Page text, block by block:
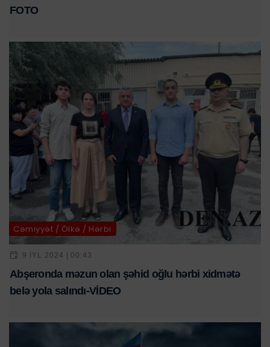
FOTO
Cəmiyyət / Ölkə / Hərbi
9 IYL 2024 | 00:43
Abşeronda məzun olan şəhid oğlu hərbi xidmətə
belə yola salındı-VİDEO